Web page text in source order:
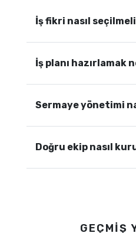
İş fikri nasıl
İş planı hazırlamak
Sermaye yönetimi
Doğru ekip nasıl
GEÇMIŞ